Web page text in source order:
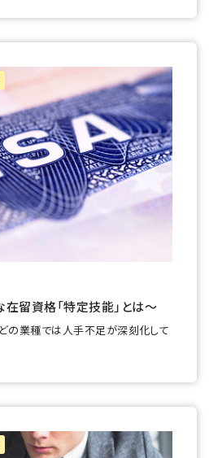
留資格「特定技能」とは～
の業種では人手不足が深刻化して